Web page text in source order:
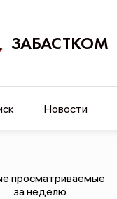
ЗАБАСТКОМ
Новости
просматриваемые
за неделю